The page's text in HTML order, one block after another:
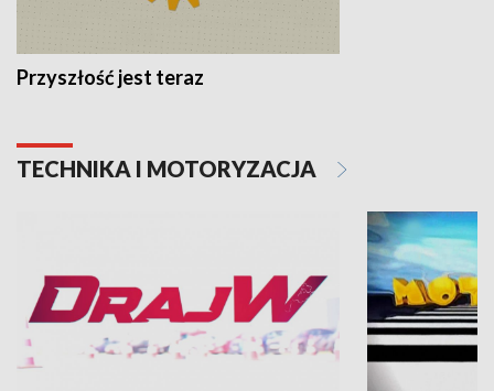
Przyszłość jest teraz
TECHNIKA I MOTORYZACJA